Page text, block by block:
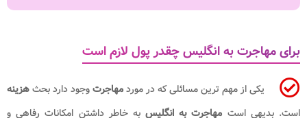
برای مهاجرت به انگلیس چقدر پول لازم است
یکی از مهم ترین مسائلی که در موردمهاجرتوجود دارد بحثهزینه
است. بدیهی است مهاجرت به انگلیسبه خاطر داشتن امکانات رفاهی و